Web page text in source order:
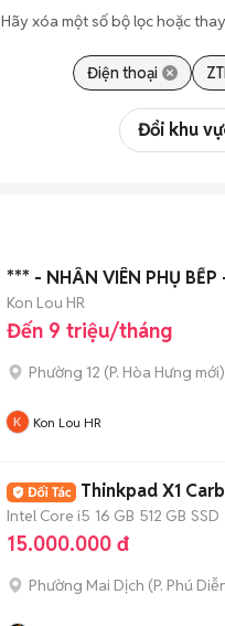
Hãy xóa một số bộ lọc hoặc
Điện thoại
Đổi khu
*** - NHÂN VIÊN PHỤ
Kon Lou HR
Đến 9 triệu/tháng
Phường 12 (P. Hòa Hưng mới)
Kon Lou HR
Thinkpad X1
Intel Core i5 16 GB 512 GB SSD
15.000.000 đ
Phường Mai Dịch (P. Phú